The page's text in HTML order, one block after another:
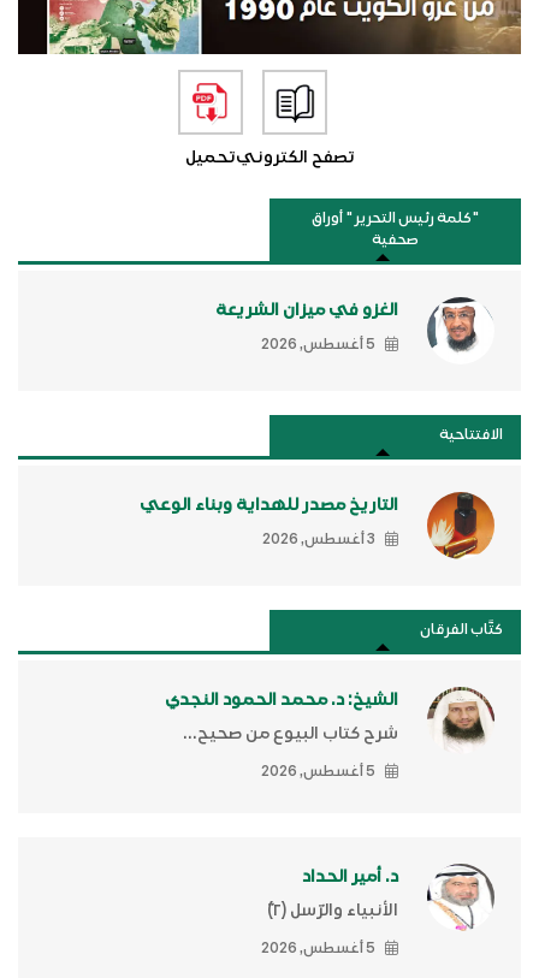
تصفح الكترونيتحميل
"كلمة رئيس التحرير " أوراق
صحفية
الغزو في ميزان الشريعة
5 أغسطس, 2026
الافتتاحية
التاريخ مصدر للهداية وبناء الوعي
3 أغسطس, 2026
كتَّاب الفرقان
الشيخ: د. محمد الحمود النجدي
شرح كتاب البيوع من صحيح...
5 أغسطس, 2026
د. أمير الحداد
الأنبياء والرّسل (٢)ّ
5 أغسطس, 2026